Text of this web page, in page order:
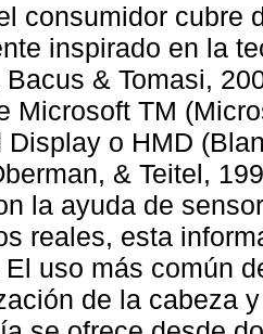
consumidor cubre
inspirado en la
Bacus & Tomasi,
Microsoft TM
Display o HMD
& Teitel,
la ayuda de
reales, esta
uso más común
de la cabeza